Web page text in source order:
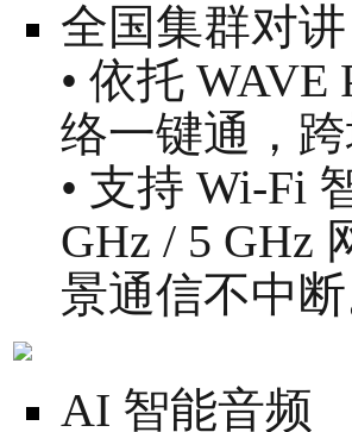
全国集群对讲
• 依托
络一键通，
• 支持 Wi-Fi
GHz / 5 GHz
景通信不中断
AI 智能音频